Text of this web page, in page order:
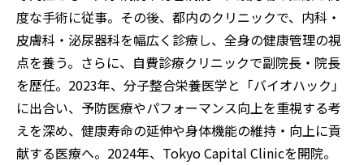
度な手術に従事。その後、都内のクリニックで、内科・
皮膚科・泌尿器科を幅広く診療し、全身の健康管理の視
点を養う。さらに、自費診療クリニックで副院長・院長
を歴任。2023年、分子整合栄養医学と「バイオハック」
に出合い、予防医療やパフォーマンス向上を重視する考
えを深め、健康寿命の延伸や身体機能の維持・向上に貢
献する医療へ。2024年、Tokyo Capital Clinicを開院。